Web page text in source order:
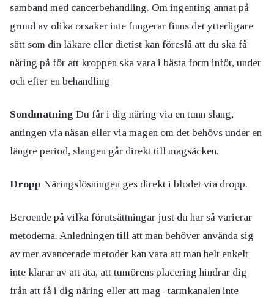
samband med cancerbehandling. Om ingenting annat på
grund av olika orsaker inte fungerar finns det ytterligare
sätt som din läkare eller dietist kan föreslå att du ska få
näring på för att kroppen ska vara i bästa form inför, under
och efter en behandling
Sondmatning Du får i dig näring via en tunn slang,
antingen via näsan eller via magen om det behövs under en
längre period, slangen går direkt till magsäcken.
Dropp Näringslösningen ges direkt i blodet via dropp.
Beroende på vilka förutsättningar just du har så varierar
metoderna. Anledningen till att man behöver använda sig
av mer avancerade metoder kan vara att man helt enkelt
inte klarar av att äta, att tumörens placering hindrar dig
från att få i dig näring eller att mag- tarmkanalen inte